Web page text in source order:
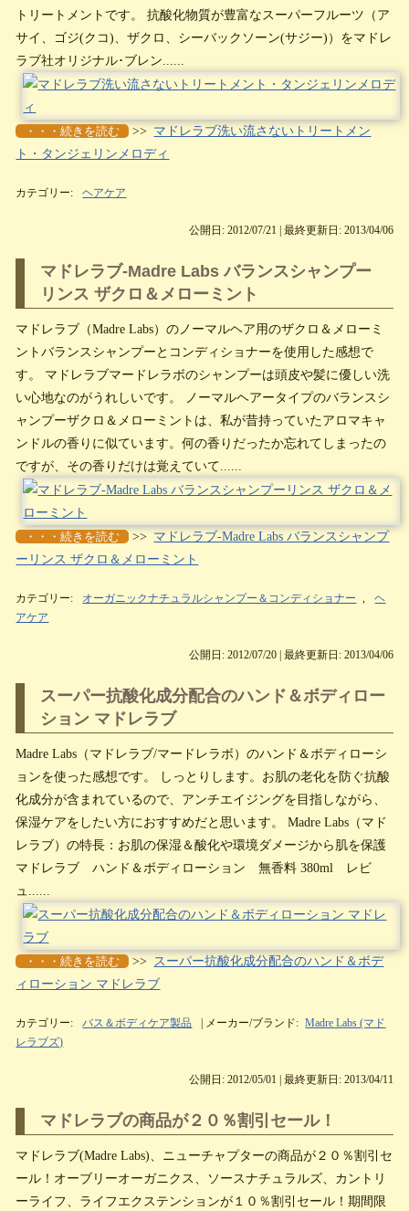
トリートメントです。 抗酸化物質が豊富なスーパーフルーツ（ア
サイ、ゴジ(クコ)、ザクロ、シーバックソーン(サジー)）をマドレ
ラブ社オリジナル･ブレン......
・・・続きを読む >> マドレラブ洗い流さないトリートメン
ト・タンジェリンメロディ
カテゴリー: ヘアケア
公開日: 2012/07/21 | 最終更新日: 2013/04/06
マドレラブ-Madre Labs バランスシャンプー
リンス ザクロ＆メローミント
マドレラブ（Madre Labs）のノーマルヘア用のザクロ＆メローミ
ントバランスシャンプーとコンディショナーを使用した感想で
す。 マドレラブマードレラボのシャンプーは頭皮や髪に優しい洗
い心地なのがうれしいです。 ノーマルヘアータイプのバランスシ
ャンプーザクロ＆メローミントは、私が昔持っていたアロマキャ
ンドルの香りに似ています。何の香りだったか忘れてしまったの
ですが、その香りだけは覚えていて......
・・・続きを読む >> マドレラブ-Madre Labs バランスシャンプ
ーリンス ザクロ＆メローミント
カテゴリー: オーガニックナチュラルシャンプー＆コンディショナー ,
ヘ
アケア
公開日: 2012/07/20 | 最終更新日: 2013/04/06
スーパー抗酸化成分配合のハンド＆ボディロー
ション マドレラブ
Madre Labs（マドレラブ/マードレラボ）のハンド＆ボディローシ
ョンを使った感想です。 しっとりします。お肌の老化を防ぐ抗酸
化成分が含まれているので、アンチエイジングを目指しながら、
保湿ケアをしたい方におすすめだと思います。 Madre Labs（マド
レラブ）の特長：お肌の保湿＆酸化や環境ダメージから肌を保護
マドレラブ ハンド＆ボディローション 無香料 380ml レビ
ュ......
・・・続きを読む >> スーパー抗酸化成分配合のハンド＆ボデ
ィローション マドレラブ
カテゴリー: バス＆ボディケア製品 | メーカー/ブランド: Madre Labs (マド
レラブズ)
公開日: 2012/05/01 | 最終更新日: 2013/04/11
マドレラブの商品が２０％割引セール！
マドレラブ(Madre Labs)、ニューチャプターの商品が２０％割引セ
ール！オーブリーオーガニクス、ソースナチュラルズ、カントリ
ーライフ、ライフエクステンションが１０％割引セール！期間限